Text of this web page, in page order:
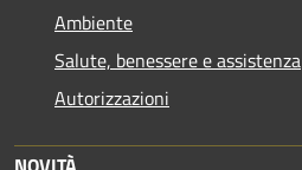
Ambiente
Salute, benessere e assistenza
Autorizzazioni